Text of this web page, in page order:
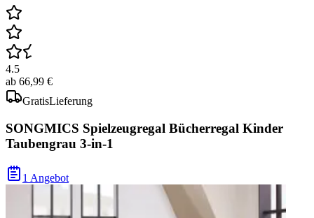
4.5
ab 66,99 €
GratisLieferung
SONGMICS Spielzeugregal Bücherregal Kinder
Taubengrau 3-in-1
1 Angebot